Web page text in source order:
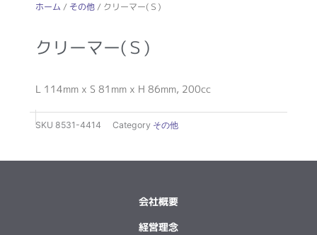
ホーム / その他/ クリーマー(Ｓ)
クリーマー(Ｓ)
L 114mm x S 81mm x H 86mm, 200cc
SKU 8531-4414 Category その他
会社概要
経営理念